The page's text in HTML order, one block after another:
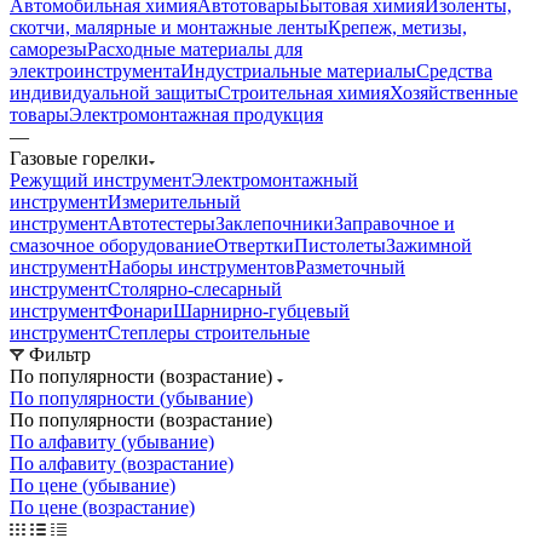
Автомобильная химияАвтотоварыБытовая химияИзоленты,
скотчи, малярные и монтажные лентыКрепеж, метизы,
саморезыРасходные материалы для
электроинструментаИндустриальные материалыСредства
индивидуальной защитыСтроительная химияХозяйственные
товарыЭлектромонтажная продукция
—
Газовые горелки
Режущий инструментЭлектромонтажный
инструментИзмерительный
инструментАвтотестерыЗаклепочникиЗаправочное и
смазочное оборудованиеОтверткиПистолетыЗажимной
инструментНаборы инструментовРазметочный
инструментСтолярно-слесарный
инструментФонариШарнирно-губцевый
инструментСтеплеры строительные
Фильтр
По популярности (возрастание)
По популярности (убывание)
По популярности (возрастание)
По алфавиту (убывание)
По алфавиту (возрастание)
По цене (убывание)
По цене (возрастание)